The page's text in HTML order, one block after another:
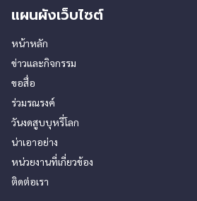
แผนผังเว็บไซต์
หน้าหลัก
ข่าวและกิจกรรม
ขอสื่อ
ร่วมรณรงค์
วันงดสูบบุหรี่โลก
น่าเอาอย่าง
หน่วยงานที่เกี่ยวข้อง
ติดต่อเรา